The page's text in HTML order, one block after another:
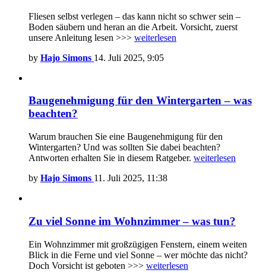
Fliesen selbst verlegen – das kann nicht so schwer sein –
Boden säubern und heran an die Arbeit. Vorsicht, zuerst
unsere Anleitung lesen >>> weiterlesen
by Hajo Simons 14. Juli 2025, 9:05
Baugenehmigung für den Wintergarten – was
beachten?
Warum brauchen Sie eine Baugenehmigung für den
Wintergarten? Und was sollten Sie dabei beachten?
Antworten erhalten Sie in diesem Ratgeber. weiterlesen
by Hajo Simons 11. Juli 2025, 11:38
Zu viel Sonne im Wohnzimmer – was tun?
Ein Wohnzimmer mit großzügigen Fenstern, einem weiten
Blick in die Ferne und viel Sonne – wer möchte das nicht?
Doch Vorsicht ist geboten >>> weiterlesen